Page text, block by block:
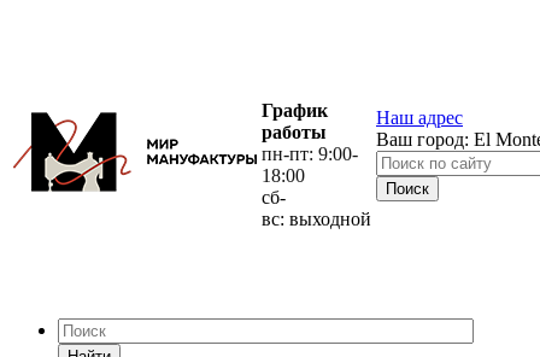
График
работы
пн-пт: 9:00-
18:00
сб-
вс: выходной
Наш адрес
Ваш город: El